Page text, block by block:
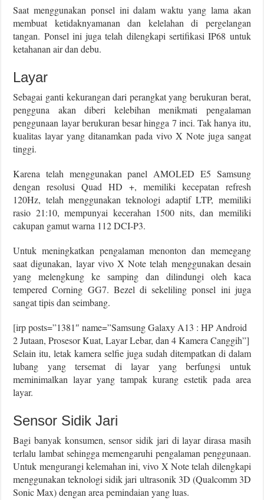
Saat menggunakan ponsel ini dalam waktu yang lama akan
membuat ketidaknyamanan dan kelelahan di pergelangan
tangan. Ponsel ini juga telah dilengkapi sertifikasi IP68 untuk
ketahanan air dan debu.
Layar
Sebagai ganti kekurangan dari perangkat yang berukuran berat,
pengguna akan diberi kelebihan menikmati pengalaman
penggunaan layar berukuran besar hingga 7 inci. Tak hanya itu,
kualitas layar yang ditanamkan pada vivo X Note juga sangat
tinggi.
Karena telah menggunakan panel AMOLED E5 Samsung
dengan resolusi Quad HD +, memiliki kecepatan refresh
120Hz, telah menggunakan teknologi adaptif LTP, memiliki
rasio 21:10, mempunyai kecerahan 1500 nits, dan memiliki
cakupan gamut warna 112 DCI-P3.
Untuk meningkatkan pengalaman menonton dan memegang
saat digunakan, layar vivo X Note telah menggunakan desain
yang melengkung ke samping dan dilindungi oleh kaca
tempered Corning GG7. Bezel di sekeliling ponsel ini juga
sangat tipis dan seimbang.
[irp posts=”1381″ name=”Samsung Galaxy A13 : HP Android
2 Jutaan, Prosesor Kuat, Layar Lebar, dan 4 Kamera Canggih”]
Selain itu, letak kamera selfie juga sudah ditempatkan di dalam
lubang yang tersemat di layar yang berfungsi untuk
meminimalkan layar yang tampak kurang estetik pada area
layar.
Sensor Sidik Jari
Bagi banyak konsumen, sensor sidik jari di layar dirasa masih
terlalu lambat sehingga memengaruhi pengalaman penggunaan.
Untuk mengurangi kelemahan ini, vivo X Note telah dilengkapi
menggunakan teknologi sidik jari ultrasonik 3D (Qualcomm 3D
Sonic Max) dengan area pemindaian yang luas.